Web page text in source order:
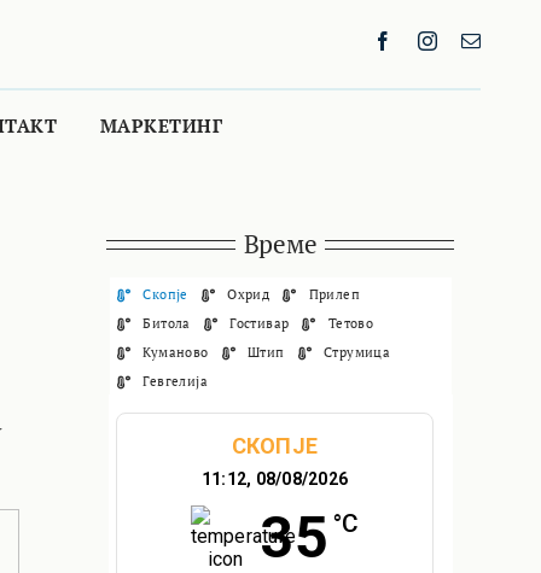
МАРКЕТИНГ
Време
Скопје Охрид
Прилеп
Битола
Гостивар
Тетово
Куманово
Штип
Струмица
Гевгелија
СКОПЈЕ
11:12, 08/08/2026
35 °C